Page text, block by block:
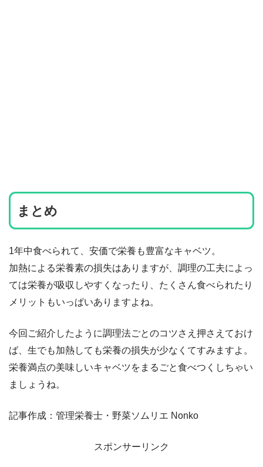
まとめ
1年中食べられて、安価で栄養も豊富なキャベツ。
加熱による栄養素の損失はありますが、調理の工夫によっ
ては栄養が吸収しやすくなったり、たくさん食べられたり
メリットもいっぱいありますよね。
今回ご紹介したように調理法ごとのコツさえ押さえておけ
ば、生でも加熱しても栄養の損失が少なくてすみますよ。
栄養満点の美味しいキャベツをまるごと食べつくしちゃい
ましょうね。
記事作成：管理栄養士・野菜ソムリエ Nonko
スポンサーリンク